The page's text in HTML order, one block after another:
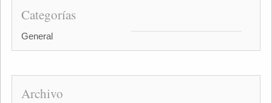
Categorías
General
Archivo